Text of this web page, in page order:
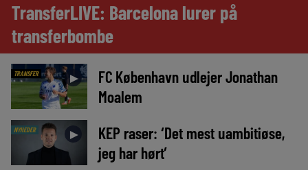
TransferLIVE: Barcelona lurer på
transferbombe
TRANSFER ►
FC København udlejer Jonathan
Moalem
NYHEDER ►
KEP raser: ‘Det mest uambitiøse,
jeg har hørt’